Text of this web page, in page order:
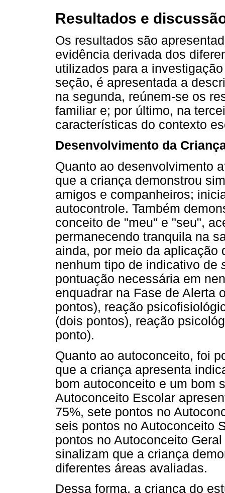
Resultados e
Os resultados são
evidência derivada dos
utilizados para a
seção, é apresentada a
na segunda, reúnem-se os
familiar e; por último, na
características do contexto
Desenvolvimento da
Quanto ao desenvolvimento
que a criança demonstrou
amigos e companheiros;
autocontrole. Também
conceito de "meu" e "seu",
permanecendo tranquila na
ainda, por meio da aplicação
nenhum tipo de indicativo de
pontuação necessária em
enquadrar na Fase de Alerta
pontos), reação
(dois pontos), reação
ponto).
Quanto ao autoconceito, foi
que a criança apresenta
bom autoconceito e um bom
Autoconceito Escolar
75%, sete pontos no
seis pontos no Autoconceito
pontos no Autoconceito
sinalizam que a criança
diferentes áreas avaliadas.
Dessa forma, a criança do